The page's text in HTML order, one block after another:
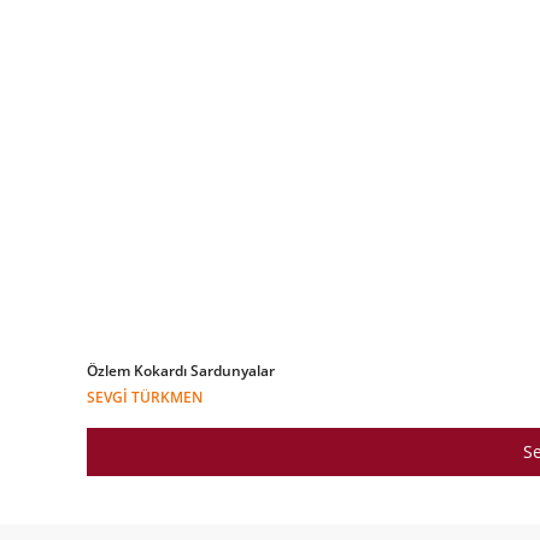
Özlem Kokardı Sardunyalar
SEVGI TÜRKMEN